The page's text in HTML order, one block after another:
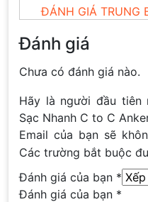
ĐÁNH GIÁ TRUNG
Đánh giá
Chưa có đánh giá nào.
Hãy là người đầu tiên
Sạc Nhanh C to C
Email của bạn sẽ
Các trường bắt buộc
Đánh giá của bạn *
Đánh giá của bạn *